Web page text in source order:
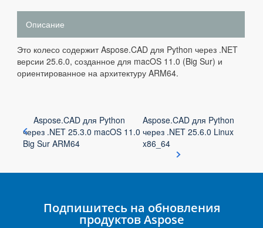
Описание
Это колесо содержит Aspose.CAD для Python через .NET
версии 25.6.0, созданное для macOS 11.0 (Big Sur) и
ориентированное на архитектуру ARM64.
Aspose.CAD для Python
через .NET 25.3.0 macOS 11.0
Big Sur ARM64
Aspose.CAD для Python
через .NET 25.6.0 Linux
x86_64
Подпишитесь на обновления
продуктов Aspose